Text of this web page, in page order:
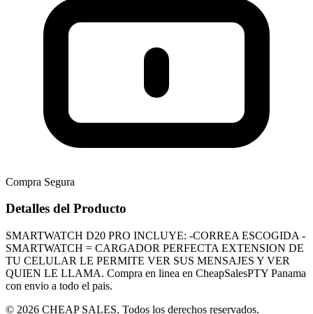
Compra Segura
Detalles del Producto
SMARTWATCH D20 PRO INCLUYE: -CORREA ESCOGIDA -
SMARTWATCH = CARGADOR PERFECTA EXTENSION DE
TU CELULAR LE PERMITE VER SUS MENSAJES Y VER
QUIEN LE LLAMA. Compra en linea en CheapSalesPTY Panama
con envio a todo el pais.
© 2026 CHEAP SALES. Todos los derechos reservados.